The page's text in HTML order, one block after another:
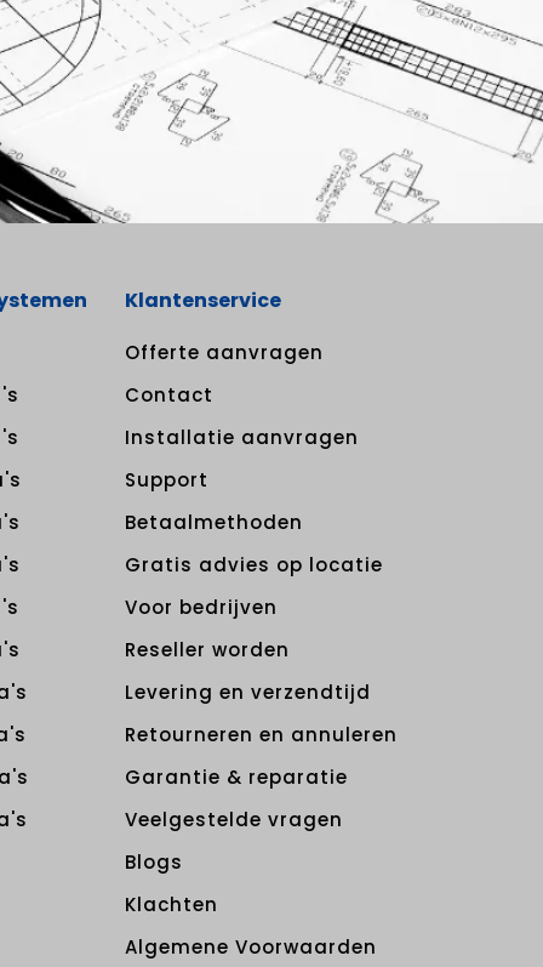
Klantenservice
Offerte aanvragen
Contact
Installatie aanvragen
Support
Betaalmethoden
Gratis advies op locatie
Voor bedrijven
Reseller worden
Levering en verzendtijd
Retourneren en annuleren
Garantie & reparatie
Veelgestelde vragen
Blogs
Klachten
Algemene Voorwaarden